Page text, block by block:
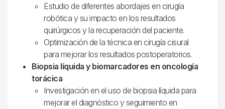
Estudio de diferentes abordajes en cirugía
robótica y su impacto en los resultados
quirúrgicos y la recuperación del paciente.
Optimización de la técnica en cirugía cisural
para mejorar los resultados postoperatorios.
Biopsia líquida y biomarcadores en oncología
torácica
Investigación en el uso de biopsia líquida para
mejorar el diagnóstico y seguimiento en